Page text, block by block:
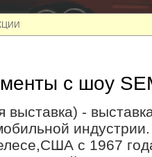
с шоу
выставка) -
с 1967